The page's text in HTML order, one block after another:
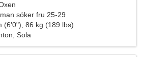
söker fru 25-29
(6'0"), 86 kg (189 lbs)
Sola